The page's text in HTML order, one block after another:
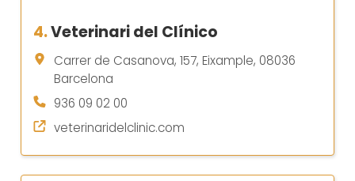
4.Veterinari del Clínico
Carrer de Casanova, 157, Eixample, 08036
Barcelona
936 09 02 00
veterinaridelclinic.com